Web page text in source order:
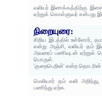
வலியர் இணக்கத்திற்கு
ஏற்றுக் கொள்ளுவர் என்பது
நிறையுரை:
சிறிய இடத்தில் உள்ளோர்,
என்று அஞ்சி, வலியர் தம்
அவரைப் பணிவுடன் ஏற்றுக்
பொருள்.
'குறைபெறின்' என்ற
மெலியார் தம் வலி
பணிந்து ஏற்க.